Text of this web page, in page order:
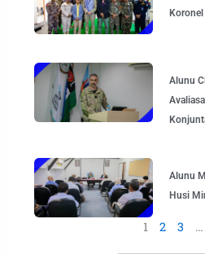
Alunu
Alunu
Husi
1 2 3 …